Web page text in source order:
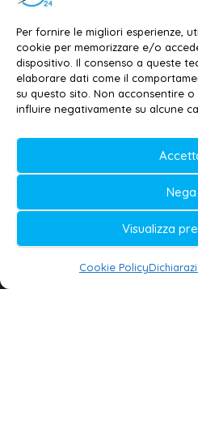
Per fornire le migliori esperienze,
cookie per memorizzare e/o
dispositivo. Il consenso a queste
elaborare dati come il
su questo sito. Non acconsentire
influire negativamente su alcune
Nega
Visualizza
Cookie Policy
Privacy policy–Cookie
© 2020-2026 |
Testata iscritta al n.
Stampa
Editore e direttore
Daniele G.
Galatina24 è marchio
delle